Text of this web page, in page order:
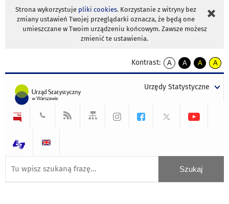
Strona wykorzystuje pliki cookies. Korzystanie z witryny bez
zmiany ustawień Twojej przeglądarki oznacza, że będą one
umieszczane w Twoim urządzeniu końcowym. Zawsze możesz
zmienić te ustawienia.
Kontrast:
A
kontrast
A
kontrast
tekst
czarnym
A
kontrast
tekst
czarnym
A
tekst
żółtym
Urzędy Statystyczne